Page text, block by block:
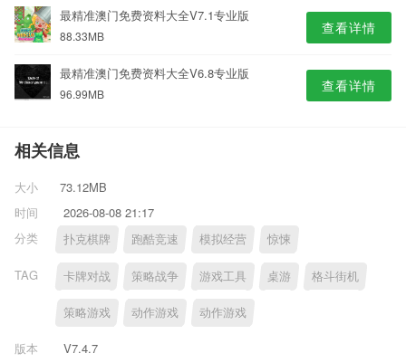
最精准澳门免费资料大全V7.1专业版
88.33MB 查看详情
最精准澳门免费资料大全V6.8专业版
96.99MB 查看详情
相关信息
大小
73.12MB
时间
2026-08-08 21:17
分类
扑克棋牌 跑酷竞速 模拟经营 惊悚
TAG 卡牌对战 策略战争 游戏工具 桌游 格斗街机
策略游戏 动作游戏 动作游戏
版本
V7.4.7